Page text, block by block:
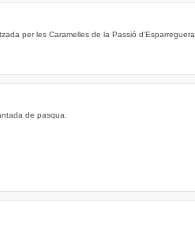
per les Caramelles de la Passió d'Esparreguera.
de pasqua.